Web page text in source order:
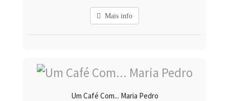
Mais info
Um Café Com... Maria Pedro